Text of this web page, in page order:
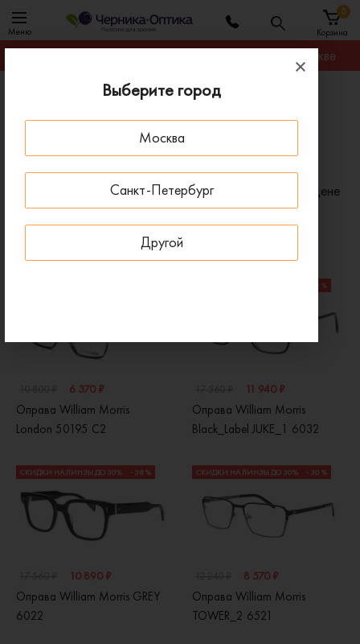
Выберите город
Москва
Санкт-Петербург
Другой
Меню Корзина
0
Гарантируем лучшую цену на любую оправу в Москве
Оправы для очков
Оправы мужские William Morris
Мужские оправы для очков William Morris
Сортировать по: Цене
Пол: Мужские x Бренд: William Morris x
6 370 ₽
Оправа William Morris
London 50195 C2
- 32 %
11 940 ₽
Оправа William Morris
Black_Label JUKE_1 6032
СКИДКИ НА ЛИНЗЫ ДО 30% - 38 %
10 890 ₽
Оправа William Morris GREY
6022
СКИДКИ НА ЛИНЗЫ ДО 30% - 30 %
8 570 ₽
Оправа William Morris
TOWER_2 6521